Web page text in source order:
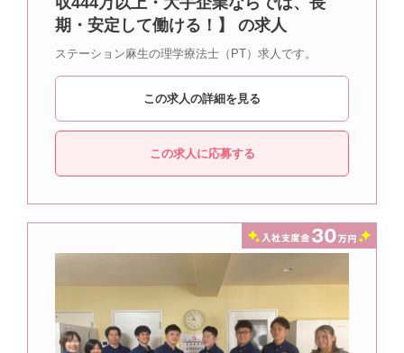
期・安定して働ける！】 の求人
ステーション麻生の理学療法士（PT）求人です。
この求人の詳細を見る
この求人に応募する